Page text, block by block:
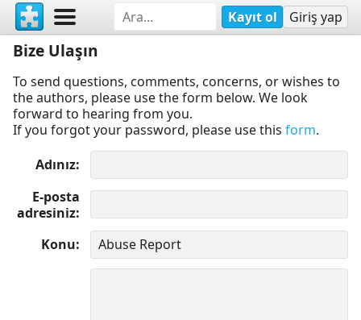
Kayıt ol Giriş yap
Bize Ulaşın
To send questions, comments, concerns, or wishes to
the authors, please use the form below. We look
forward to hearing from you.
If you forgot your password, please use this form.
Adınız
E-posta
adresiniz
Konu